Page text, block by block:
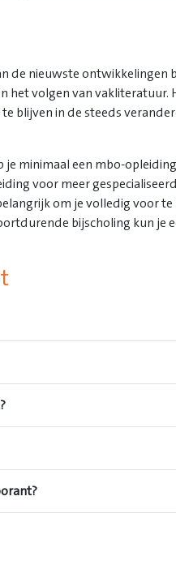
de nieuwste ontwikkelingen
het volgen van vakliteratuur.
blijven in de steeds
minimaal een mbo-
voor meer
om je volledig voor te
bijscholing kun je